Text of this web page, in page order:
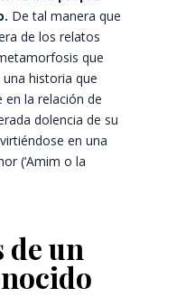
De tal manera que
de los relatos
que
historia que
la relación de
dolencia de su
en una
(‘Amim o la
de un